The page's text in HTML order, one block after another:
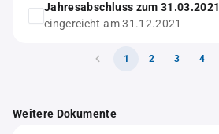
Jahresabschluss zum 31.03.2021
eingereicht am 31.12.2021
1 2 3 4
Weitere Dokumente